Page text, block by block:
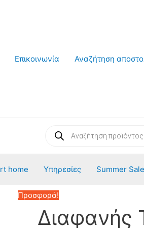
Επικοινωνία
Αναζήτηση
Products
search
home Υπηρεσίες Summer
Προσφορά!
Διαφανής